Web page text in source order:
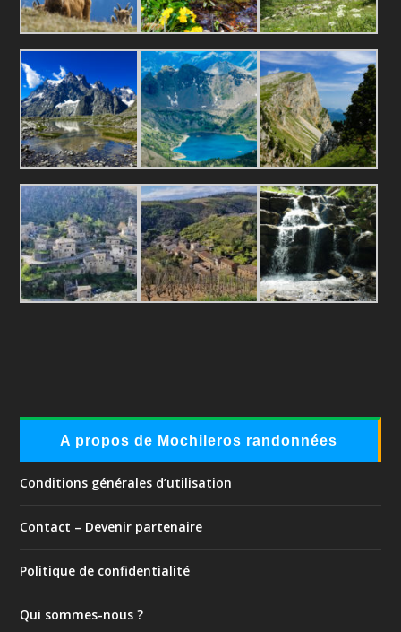
A propos de Mochileros randonnées
Conditions générales d’utilisation
Contact – Devenir partenaire
Politique de confidentialité
Qui sommes-nous ?